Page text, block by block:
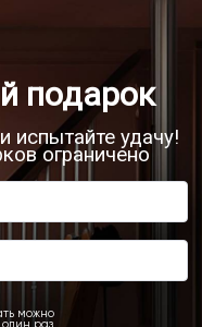
ГАРАНТИИ
до подъезда в
замерщик, без замера